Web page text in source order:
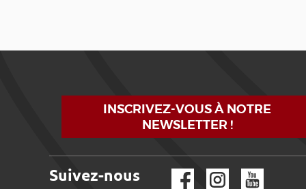
INSCRIVEZ-VOUS À NOTRE
NEWSLETTER !
Suivez-nous